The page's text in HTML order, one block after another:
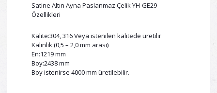
Satine Altın Ayna Paslanmaz Çelik YH-GE29
Özellikleri
Kalite:304, 316 Veya istenilen kalitede üretilir
Kalınlık:(0,5 – 2,0 mm arası)
En:1219 mm
Boy:2438 mm
Boy istenirse 4000 mm üretilebilir.